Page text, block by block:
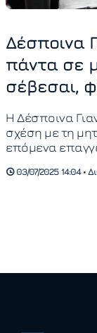
Δέσποινα
πάντα σε
σέβεσαι,
Η Δέσποινα
σχέση με τη
επόμενα
03/07/2025 14:04 •